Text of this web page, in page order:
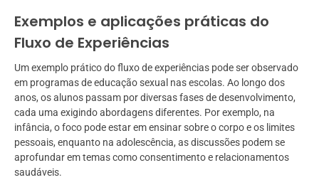
Exemplos e aplicações práticas do
Fluxo de Experiências
Um exemplo prático do fluxo de experiências pode ser observado
em programas de educação sexual nas escolas. Ao longo dos
anos, os alunos passam por diversas fases de desenvolvimento,
cada uma exigindo abordagens diferentes. Por exemplo, na
infância, o foco pode estar em ensinar sobre o corpo e os limites
pessoais, enquanto na adolescência, as discussões podem se
aprofundar em temas como consentimento e relacionamentos
saudáveis.